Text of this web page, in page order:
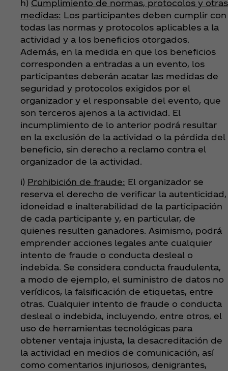
h) Cumplimiento de normas, protocolos y otras
medidas: Los participantes deben cumplir con
todas las normas y protocolos aplicables a la
actividad y a los beneficios otorgados.
Además, en la medida en que los beneficios
corresponden a entradas a un evento, los
participantes deberán acatar las medidas de
seguridad y protocolos exigidos por el
organizador y el responsable del evento, que
son terceros ajenos a la actividad. El
incumplimiento de lo anterior podrá resultar
en la exclusión de la actividad o la pérdida del
beneficio, sin derecho a reclamo contra el
organizador de la actividad.
i) Prohibición de fraude: El organizador se
reserva el derecho de verificar la autenticidad,
idoneidad e inalterabilidad de la participación
de cada participante y, en particular, de
quienes resulten ganadores. Asimismo, podrá
emprender acciones legales ante cualquier
intento de fraude o conducta desleal o
indebida. Se considera conducta fraudulenta,
a modo de ejemplo, el suministro de datos no
verídicos, la falsificación de etiquetas, entre
otras. Cualquier intento de fraude o conducta
desleal o indebida, incluyendo, entre otros, el
uso de herramientas tecnológicas para
obtener ventaja injusta, la desacreditación de
la actividad en medios de comunicación, así
como comentarios injuriosos, denigrantes,